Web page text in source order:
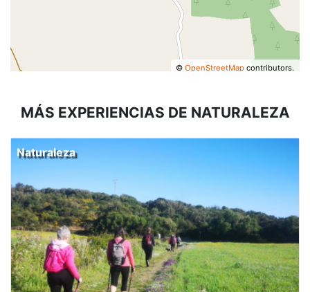
©OpenStreetMap contributors.
MÁS EXPERIENCIAS DE NATURALEZA
Naturaleza